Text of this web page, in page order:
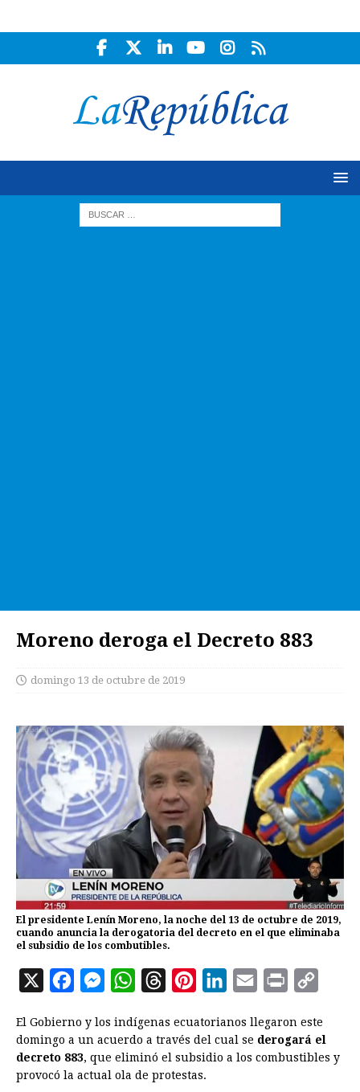
Moreno deroga el Decreto 883
domingo 13 de octubre de 2019
El presidente Lenín Moreno, la noche del 13 de octubre de 2019,
cuando anuncia la derogatoria del decreto en el que eliminaba
el subsidio de los combutibles.
X
c
e
b
M
s
s
e
W
a
t
s
r
e
a
n
t
e
n
k
a
i
i
n
p
y
El Gobierno y los indígenas ecuatorianos llegaron este
domingo a un acuerdo a través del cual se derogará el
decreto 883, que eliminó el subsidio a los combustibles y
provocó la actual ola de protestas.